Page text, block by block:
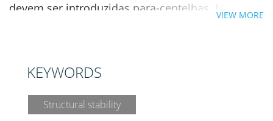
devem ser introduzidas para-centelhas. Nos
como fagulhas. Também as saliências, alpendres
protegidos com malha de arame, uma vez que
VIEW MORE
KEYWORDS
Structural stability